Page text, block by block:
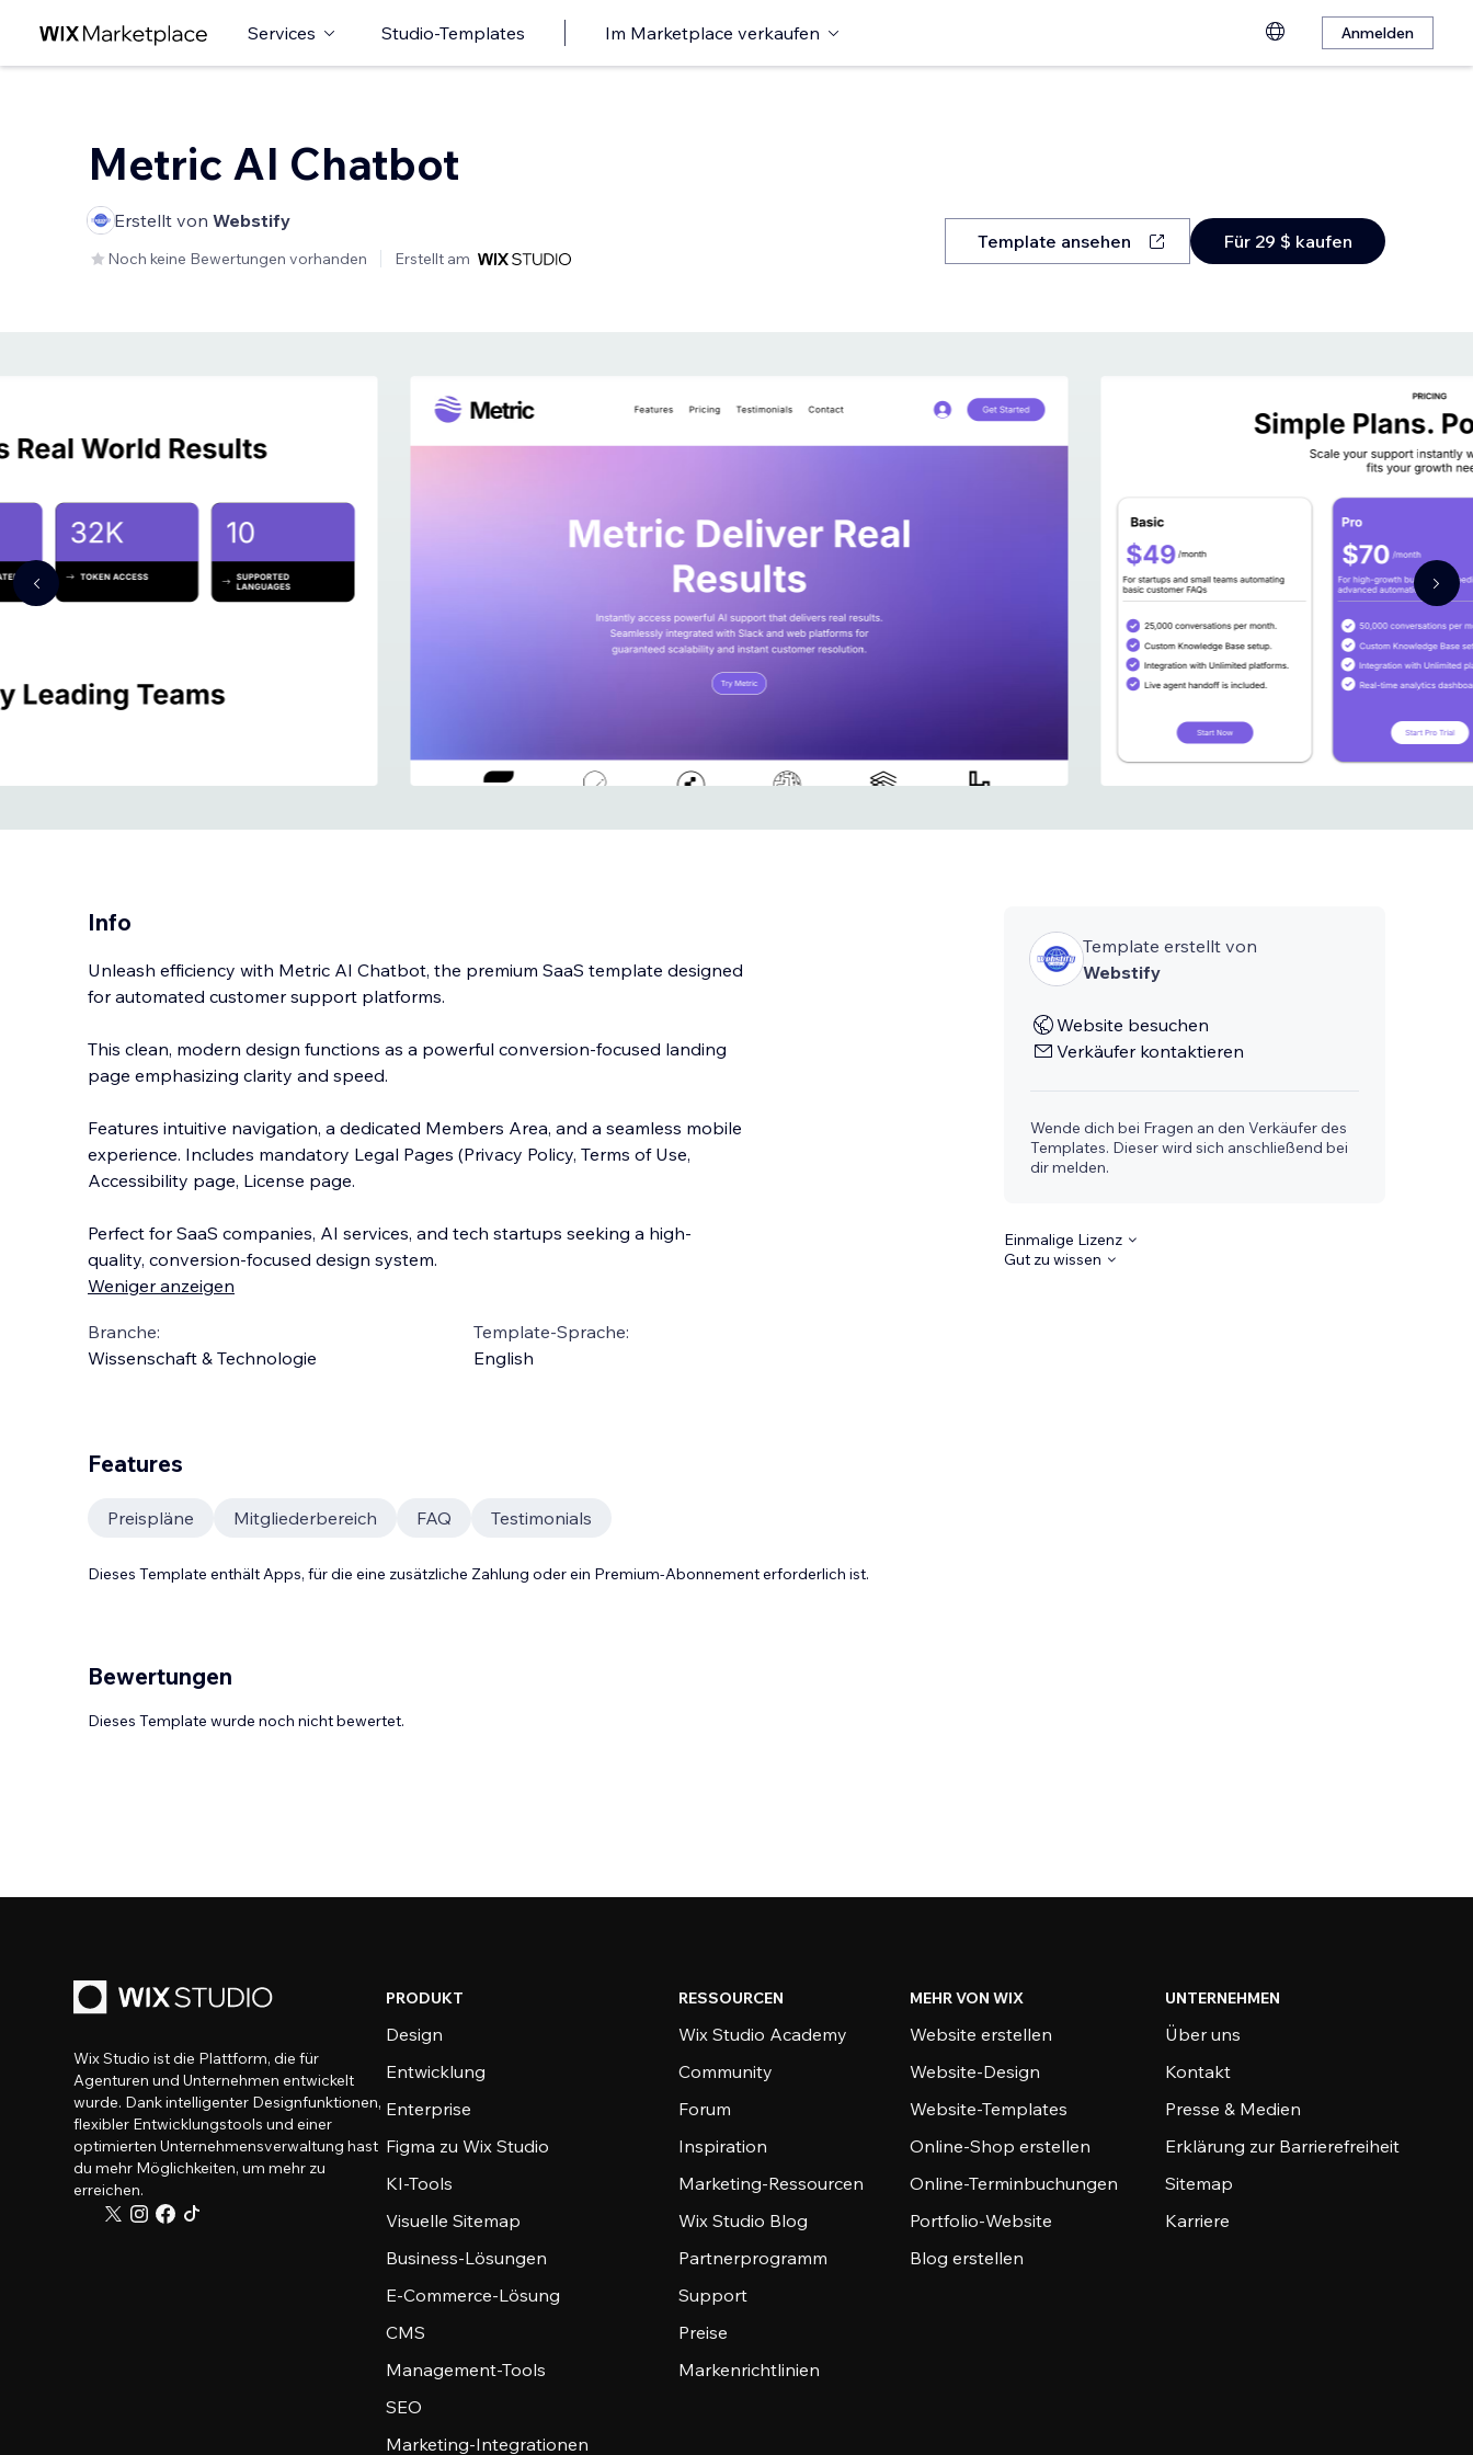
Services Studio-Templates Im Marketplace verkaufen Anmelden
Metric AI Chatbot
Erstellt von Webstify
Noch keine Bewertungen vorhanden Erstellt am
Template ansehen Für 29 $ kaufen
Info
Unleash efficiency with Metric AI Chatbot, the premium SaaS template designed
for automated customer support platforms.
This clean, modern design functions as a powerful conversion-focused landing
page emphasizing clarity and speed.
Features intuitive navigation, a dedicated Members Area, and a seamless mobile
experience. Includes mandatory Legal Pages (Privacy Policy, Terms of Use,
Accessibility page, License page.
Perfect for SaaS companies, AI services, and tech startups seeking a high-
quality, conversion-focused design system.
Weniger anzeigen
Branche:
Wissenschaft & Technologie
Template-Sprache:
English
Template erstellt von
Webstify
Website besuchen
Verkäufer kontaktieren
Wende dich bei Fragen an den Verkäufer des
Templates. Dieser wird sich anschließend bei
dir melden.
Einmalige Lizenz
Gut zu wissen
Features
Preispläne Mitgliederbereich FAQ Testimonials
Dieses Template enthält Apps, für die eine zusätzliche Zahlung oder ein Premium-Abonnement erforderlich ist.
Bewertungen
Dieses Template wurde noch nicht bewertet.
Wix Studio ist die Plattform, die für
Agenturen und Unternehmen entwickelt
wurde. Dank intelligenter Designfunktionen,
flexibler Entwicklungstools und einer
optimierten Unternehmensverwaltung hast
du mehr Möglichkeiten, um mehr zu
erreichen.
PRODUKT
Design
Entwicklung
Enterprise
Figma zu Wix Studio
KI-Tools
Visuelle Sitemap
Business-Lösungen
E-Commerce-Lösung
CMS
Management-Tools
SEO
Marketing-Integrationen
RESSOURCEN
Wix Studio Academy
Community
Forum
Inspiration
Marketing-Ressourcen
Wix Studio Blog
Partnerprogramm
Support
Preise
Markenrichtlinien
MEHR VON WIX
Website erstellen
Website-Design
Website-Templates
Online-Shop erstellen
Online-Terminbuchungen
Portfolio-Website
Blog erstellen
UNTERNEHMEN
Über uns
Kontakt
Presse & Medien
Erklärung zur Barrierefreiheit
Sitemap
Karriere